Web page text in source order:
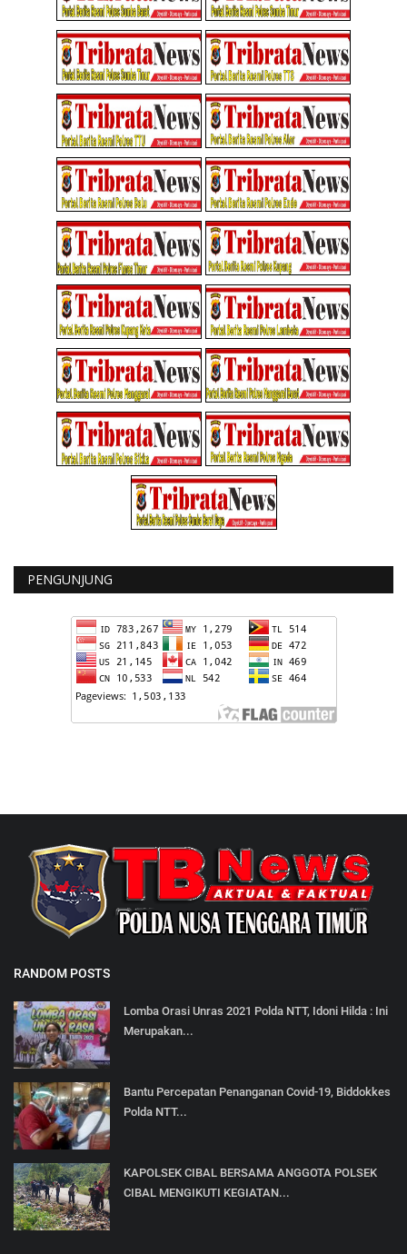
PENGUNJUNG
RANDOM POSTS
Lomba Orasi Unras 2021 Polda NTT, Idoni Hilda : Ini
Merupakan...
Bantu Percepatan Penanganan Covid-19, Biddokkes
Polda NTT...
KAPOLSEK CIBAL BERSAMA ANGGOTA POLSEK
CIBAL MENGIKUTI KEGIATAN...